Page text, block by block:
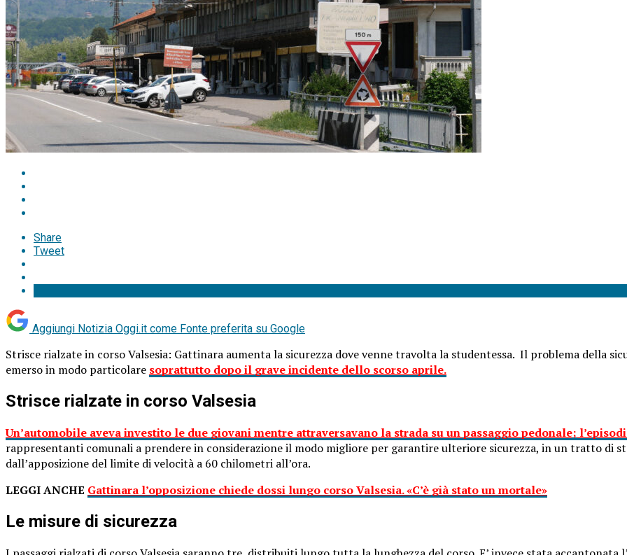
Share
Tweet
Aggiungi Notizia Oggi.it come Fonte preferita su Google
Strisce rialzate in corso Valsesia: Gattinara aumenta la sicurezza dove venne travolta la studentessa. Il problema della
emerso in modo particolare soprattutto dopo il grave incidente dello scorso aprile.
Strisce rialzate in corso Valsesia
Un’automobile aveva investito le due giovani mentre attraversavano la strada su un passaggio pedonale;
rappresentanti comunali a prendere in considerazione il modo migliore per garantire ulteriore sicurezza, in un tratto di
dall’apposizione del limite di velocità a 60 chilometri all’ora.
LEGGI ANCHE Gattinara l’opposizione chiede dossi lungo corso Valsesia. «C’è già stato un mortale»
Le misure di sicurezza